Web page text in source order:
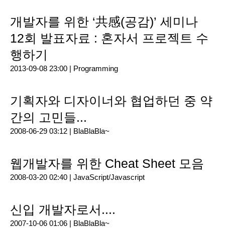
개발자를 위한 ‘共感(공감)’ 세미나
12회 발표자료 : 혼자서 프로젝트 수
행하기
2013-09-08 23:00 | Programming
기획자와 디자이너와 협업하던 중 약
간의 고민들...
2008-06-29 03:12 | BlaBlaBla~
웹개발자를 위한 Cheat Sheet 모음
2008-03-20 02:40 | JavaScript/Javascript
신입 개발자로서....
2007-10-06 01:06 | BlaBlaBla~